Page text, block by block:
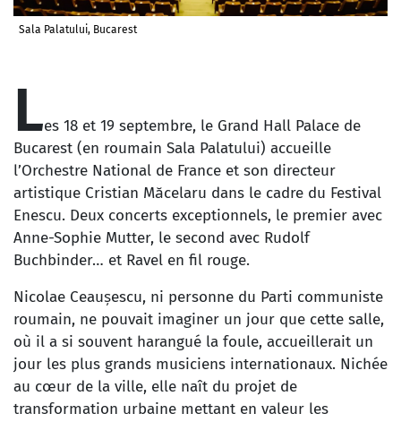
Sala Palatului, Bucarest
Les 18 et 19 septembre, le Grand Hall Palace de
Bucarest (en roumain Sala Palatului) accueille
l’Orchestre National de France et son directeur
artistique Cristian Măcelaru dans le cadre du Festival
Enescu. Deux concerts exceptionnels, le premier avec
Anne-Sophie Mutter, le second avec Rudolf
Buchbinder… et Ravel en fil rouge.
Nicolae Ceaușescu, ni personne du Parti communiste
roumain, ne pouvait imaginer un jour que cette salle,
où il a si souvent harangué la foule, accueillerait un
jour les plus grands musiciens internationaux. Nichée
au cœur de la ville, elle naît du projet de
transformation urbaine mettant en valeur les